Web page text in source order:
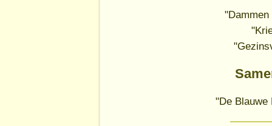
"De Blauwe